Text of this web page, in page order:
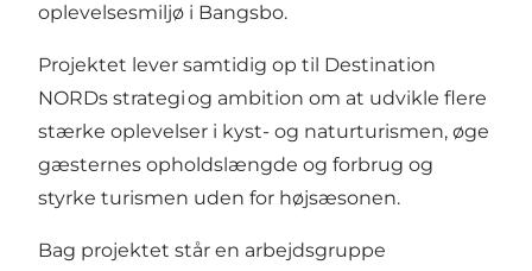
oplevelsesmiljø i Bangsbo.
Projektet lever samtidig op til Destination
NORDs strategiog ambition om at udvikle flere
stærke oplevelser i kyst- og naturturismen, øge
gæsternes opholdslængde og forbrug og
styrke turismen uden for højsæsonen.
Bag projektet står en arbejdsgruppe